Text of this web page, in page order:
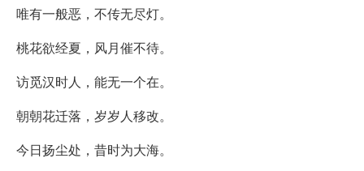
唯有一般恶，不传无尽灯。
桃花欲经夏，风月催不待。
访觅汉时人，能无一个在。
朝朝花迁落，岁岁人移改。
今日扬尘处，昔时为大海。